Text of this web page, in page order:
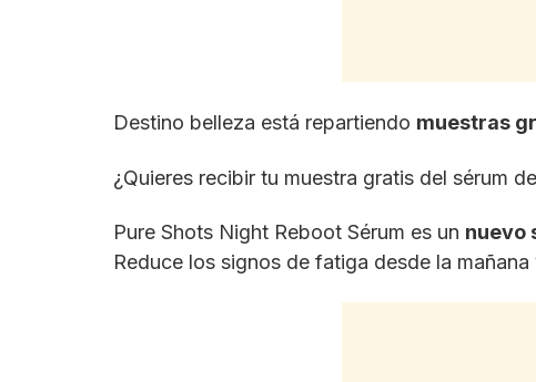
Destino belleza está repartiendo muestras
¿Quieres recibir tu muestra gratis del sérum
Pure Shots Night Reboot Sérum es un nuevo
Reduce los signos de fatiga desde la